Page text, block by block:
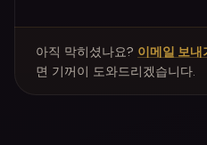
아직 막히셨나요? 이메일 보내
면 기꺼이 도와드리겠습니다.